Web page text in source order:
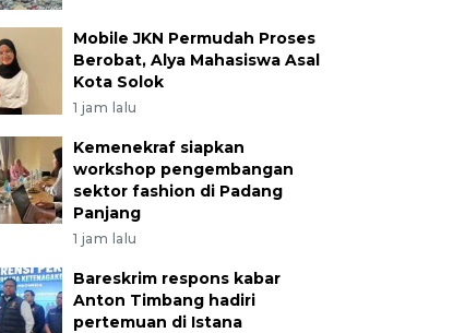
Mobile JKN Permudah Proses
Berobat, Alya Mahasiswa Asal
Kota Solok
1 jam lalu
Kemenekraf siapkan
workshop pengembangan
sektor fashion di Padang
Panjang
1 jam lalu
Bareskrim respons kabar
Anton Timbang hadiri
pertemuan di Istana